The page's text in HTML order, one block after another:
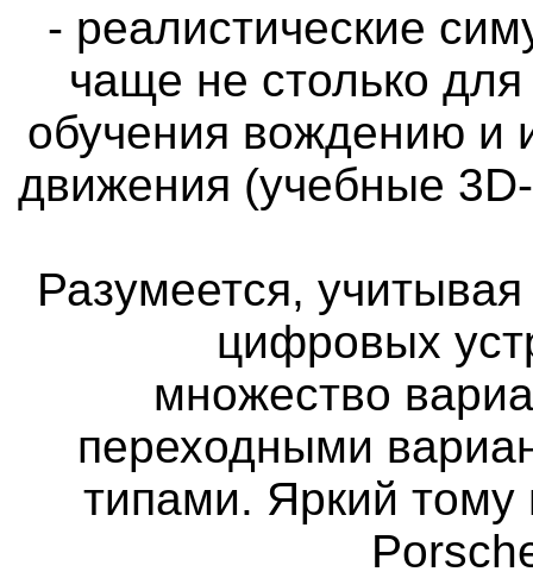
- реалистические
чаще не столько
обучения вождению и
движения (учебные
Разумеется,
цифровых
множество
переходными
типами. Яркий